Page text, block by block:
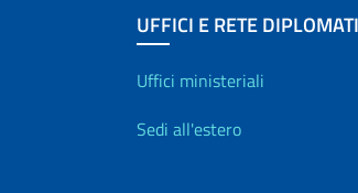
UFFICI E RETE
Uffici e
Uffici ministeriali
Sedi all'estero